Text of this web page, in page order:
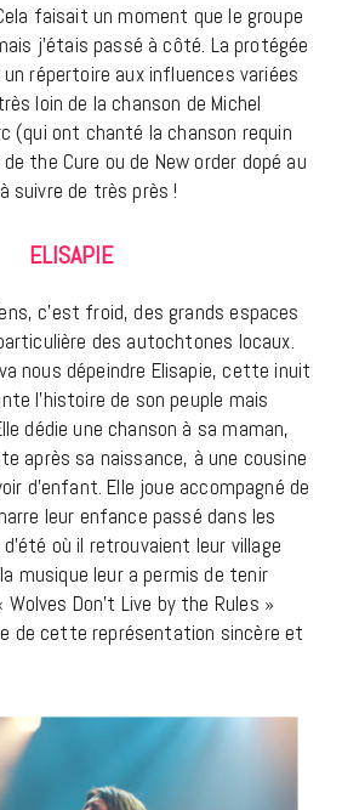
faisait un moment que le groupe
j’étais passé à côté. La protégée
répertoire aux influences variées
loin de la chanson de Michel
(qui ont chanté la chanson requin
the Cure ou de New order dopé au
suivre de très près !
ELISAPIE
c’est froid, des grands espaces
des autochtones locaux.
nous dépeindre Elisapie, cette inuit
l’histoire de son peuple mais
dédie une chanson à sa maman,
après sa naissance, à une cousine
d’enfant. Elle joue accompagné de
leur enfance passé dans les
où il retrouvaient leur village
musique leur a permis de tenir
Don’t Live by the Rules »
de cette représentation sincère et